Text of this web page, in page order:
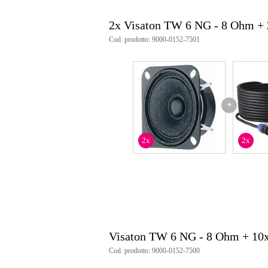
2x Visaton TW 6 NG - 8 Ohm +
Cod. prodotto: 9000-0152-7501
+
2x 2x
Visaton TW 6 NG - 8 Ohm +
Cod. prodotto: 9000-0152-7500